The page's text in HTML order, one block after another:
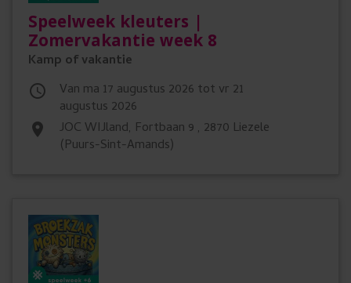
Speelweek kleuters |
Zomervakantie week 8
Kamp of vakantie

Van ma 17 augustus 2026 tot vr 21
augustus 2026
place
JOC WIJland, Fortbaan 9 , 2870 Liezele
(Puurs-Sint-Amands)